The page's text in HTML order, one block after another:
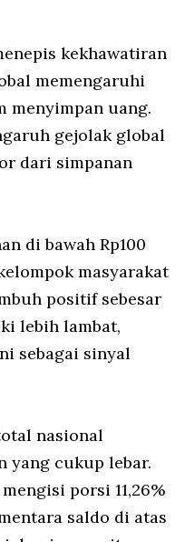
kekhawatiran
memengaruhi
menyimpan uang.
gejolak global
dari simpanan
di bawah Rp100
masyarakat
positif sebesar
lebih lambat,
sebagai sinyal
nasional
yang cukup lebar.
porsi 11,26%
saldo di atas